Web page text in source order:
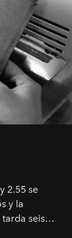
2.55 se
y la
seis
técnica